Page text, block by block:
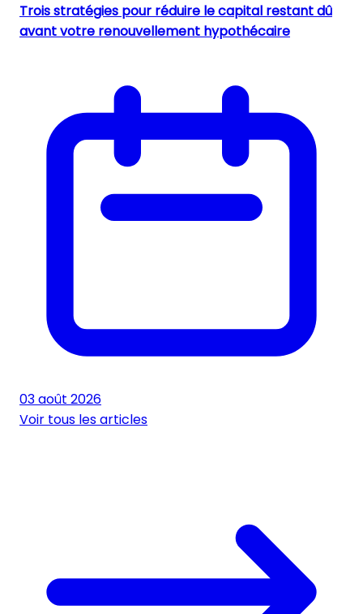
Trois stratégies pour réduire le capital restant dû
avant votre renouvellement hypothécaire
03 août 2026
Voir tous les articles